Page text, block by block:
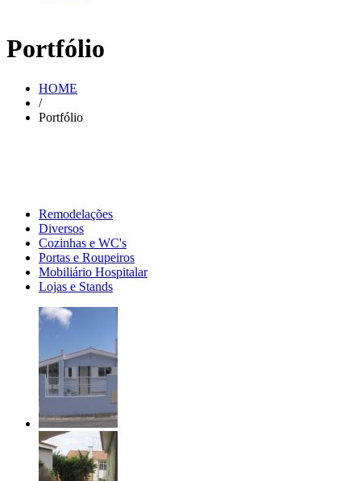
Portfólio
HOME
/
Portfólio
Remodelações
Diversos
Cozinhas e WC's
Portas e Roupeiros
Mobiliário Hospitalar
Lojas e Stands